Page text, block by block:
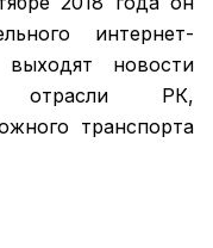
интернет-
новости
отрасли РК,
транспорта